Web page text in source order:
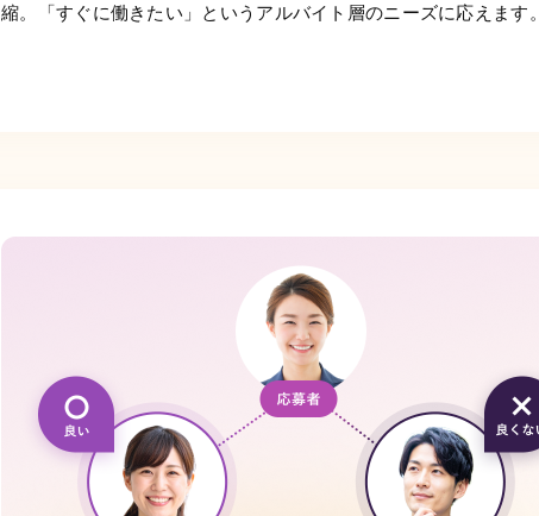
縮。「すぐに働きたい」というアルバイト層のニーズに応えます。